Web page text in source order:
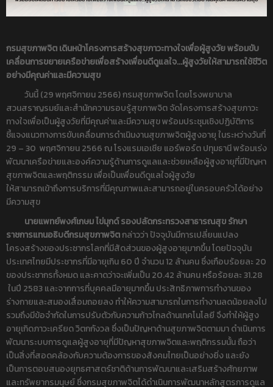
กรมสุขภาพจิต เดินหน้าโครงการสร้างสุขภาวะทางใจเพื่อผู้สูงวัย พร้อมขับ
เคลื่อนการขยายเครือข่ายเพื่อสร้างเพื่อนดีดูแลใจ...ผู้สูงวัยให้สามารถใช้ชีวิต
อย่างมีคุณค่าและมีความสุข
วันนี้ (29 พฤศจิกายน 2566) กรมสุขภาพจิต โดยโรงพยาบาล
สวนสราญรมย์และสำนักความรอบรู้สุขภาพจิต จัดโครงการสร้างสุขภาวะ
ทางใจเพื่อเป็นผู้สูงวัยที่มีคุณค่าและมีความสุข พร้อมประชุมเชิงปฏิบัติการ
ชี้แจงแนวทางการขับเคลื่อนการดำเนินงานสุขภาพจิตผู้สูงอายุ ในระหว่างวันที่
29 – 30 พฤศจิกายน 2566 ณ โรงแรมเอเชีย แอร์พอร์ต ปทุมธานี พร้อมเร่ง
พัฒนาเครือข่ายและองค์ความรู้ด้านการดูแลและช่วยเหลือผู้สูงอายุที่มีปัญหา
สุขภาพจิตและพฤติกรรม เพื่อเป็นเพื่อนดีดูแลใจผู้สูงวัย
ให้สามารถเข้าถึงการบริการที่มีคุณภาพและสามารถอยู่ในครอบครัวได้อย่าง
มีความสุข
นายแพทย์พงศ์เกษม ไข่มุกด์ รองปลัดกระทรวงสาธารณสุข รักษา
ราชการแทนอธิบดีกรมสุขภาพจิตกล่าวว่า ปัจจุบันมีการเปลี่ยนแปลง
โครงสร้างของประชากรโลกที่มีสัดส่วนของผู้สูงอายุมากขึ้น โดยปัจจุบัน
ประเทศไทยมีประชากรที่มีอายุเกิน 60 ปี จำนวน 12 ล้านคน ซึ่งเกือบร้อยละ 20
ของประชากรทั้งหมด และคาดว่าจะเพิ่มเป็น 20.42 ล้านคน หรือร้อยละ 31.28
ในปี 2583 และจากการที่บุคคลมีอายุมากขึ้น ประสิทธิภาพการทำงานของ
ร่างกายและสมองเสื่อมถอยลง ทำให้ความสามารถในการทำงานลดน้อยลงไป
รวมถึงมีข้อจำกัดในการปรับตัวกับความก้าวไกลด้านเทคโนโลยี จึงทำให้ผู้สูง
อายุเกิดภาวะเครียด วิตกกังวล ซึ่งเป็นปัญหาด้านสุขภาพจิตตามมา ดำเนินการ
พัฒนาระบบการดูแลผู้สูงอายุที่มีปัญหาสุขภาพจิตและพฤติกรรมนั้น ถือว่า
เป็นสิ่งที่สอดคล้องกับความต้องการของสังคมไทยเป็นอย่างยิ่ง และยัง
เป็นการตอบสนองยุทธศาสตร์ชาติด้านการพัฒนาและเสริมสร้างศักยภาพ
และทรัพยากรมนุษย์ ซึ่งกรมสุขภาพจิตได้ดำเนินการพัฒนาหลักสูตรการดูแล